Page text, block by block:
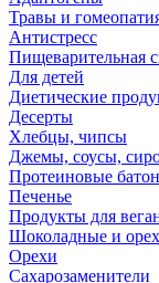
Травы и
Антистресс
Пищеварительная
Для детей
Диетические
Десерты
Хлебцы, чипсы
Джемы, соусы,
Протеиновые
Печенье
Продукты для
Шоколадные и
Орехи
Сахарозаменители